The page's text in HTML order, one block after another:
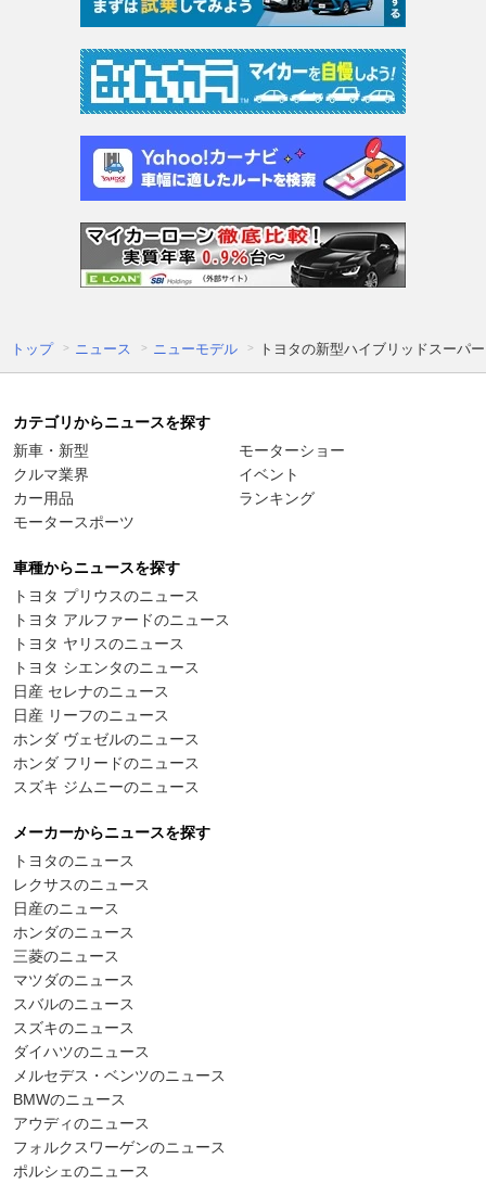
トップ ニュース ニューモデル トヨタの新型ハイブリッドスーパ
カテゴリからニュースを探す
新車・新型
クルマ業界
カー用品
モータースポーツ
モーターショー
イベント
ランキング
車種からニュースを探す
トヨタ プリウスのニュース
トヨタ アルファードのニュース
トヨタ ヤリスのニュース
トヨタ シエンタのニュース
日産 セレナのニュース
日産 リーフのニュース
ホンダ ヴェゼルのニュース
ホンダ フリードのニュース
スズキ ジムニーのニュース
メーカーからニュースを探す
トヨタのニュース
レクサスのニュース
日産のニュース
ホンダのニュース
三菱のニュース
マツダのニュース
スバルのニュース
スズキのニュース
ダイハツのニュース
メルセデス・ベンツのニュース
BMWのニュース
アウディのニュース
フォルクスワーゲンのニュース
ポルシェのニュース